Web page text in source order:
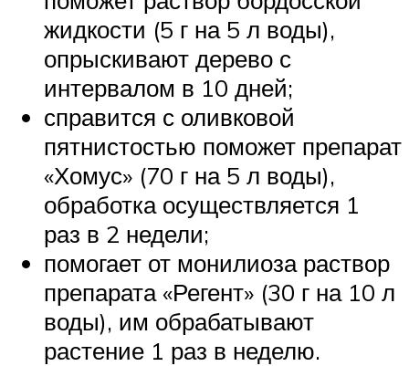
жидкости (5 г на 5 л воды),
опрыскивают дерево с
интервалом в 10 дней;
справится с оливковой
пятнистостью поможет препарат
«Хомус» (70 г на 5 л воды),
обработка осуществляется 1
раз в 2 недели;
помогает от монилиоза раствор
препарата «Регент» (30 г на 10 л
воды), им обрабатывают
растение 1 раз в неделю.